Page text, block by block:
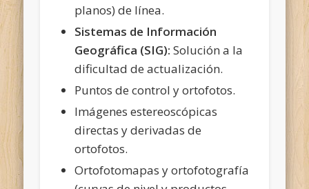
planos) de línea.
Sistemas de Información
Geográfica (SIG): Solución a la
dificultad de actualización.
Puntos de control y ortofotos.
Imágenes estereoscópicas
directas y derivadas de
ortofotos.
Ortofotomapas y ortofotografía